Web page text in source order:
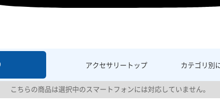
アクセサリー トップ カテゴリ別
こちらの商品は選択中のスマートフォンには対応していません。